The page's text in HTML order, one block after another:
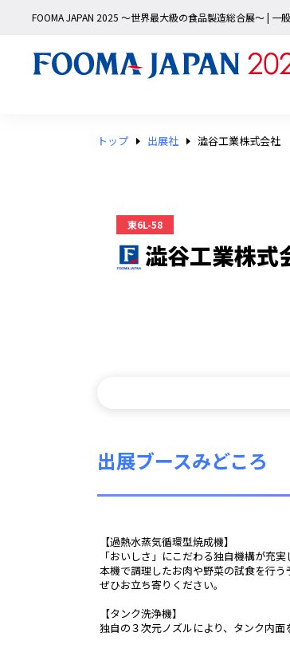
FOOMA JAPAN 2025 〜世界最大級の食品製造総合展〜 | 一
トップ 出展社 澁谷工業株式会社
東6L-58
澁谷工業株式
出展ブースみどころ
【過熱水蒸気循環型焼成機】
「おいしさ」にこだわる独自機構が充実
本機で調理したお肉や野菜の試食を行う
ぜひお立ち寄りください。
【タンク洗浄機】
独自の３次元ノズルにより、タンク内面